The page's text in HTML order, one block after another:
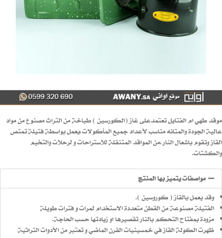
موقد طهي ام الفتايل تعتمدعلى غاز (الكورسين ) طباخة من التراث مصنوع من مواد
عالية الجودة والمتانه مناسب لأعداد جميع المأكولات،يعمل بواسطة فتيلة تمتص
القاز وتقوم باشعال النار،من المواقد المتنقلة للاستراحات و لرحلات والتخيم
والكشتات.
مواصفات يتميز بها المنتج
وقد يعمل بالقاز ( كوروسين ).
الفتيلة مصنوعة من القطن متعددة الاستخدام لمرات و فترات طويلة
مزودة بمفتاح التحكم بالنار تقصيرها او زيادتها حسب الحاجة.
ظهرت الكولة القاز في خمسينيات القرن الماضي و تعتبر من الأدوات التراثية